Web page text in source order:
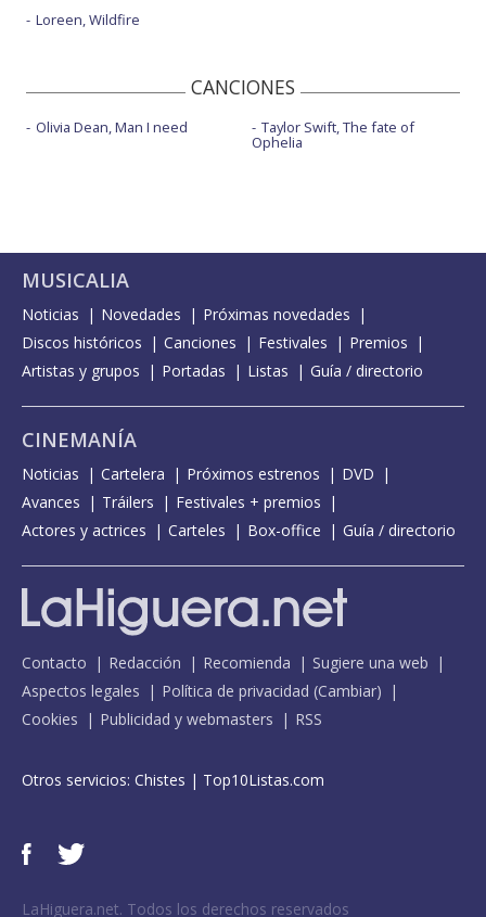
Loreen, Wildfire
CANCIONES
Olivia Dean, Man I need Taylor Swift, The fate of
Ophelia
MUSICALIA
Noticias Novedades
Próximas novedades
Discos históricos
Canciones Festivales
Premios
Artistas y grupos
Portadas Listas Guía / directorio
CINEMANÍA
Noticias Cartelera Próximos estrenos
DVD
Avances
Tráilers
Festivales + premios
Actores y actrices
Carteles Box-office Guía / directorio
Contacto Redacción Recomienda
Sugiere una web
Aspectos legales
Política de privacidad (Cambiar)
Cookies
Publicidad y webmasters RSS
Otros servicios: Chistes | Top10Listas.com
LaHiguera.net. Todos los derechos reservados